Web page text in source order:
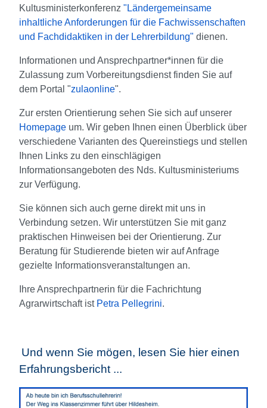
Kultusministerkonferenz " Ländergemeinsame
inhaltliche Anforderungen für die Fachwissenschaften
und Fachdidaktiken in der Lehrerbildung" dienen.
Informationen und Ansprechpartner*innen für die
Zulassung zum Vorbereitungsdienst finden Sie auf
dem Portal "zulaonline".
Zur ersten Orientierung sehen Sie sich auf unserer
Homepage um. Wir geben Ihnen einen Überblick über
verschiedene Varianten des Quereinstiegs und stellen
Ihnen Links zu den einschlägigen
Informationsangeboten des Nds. Kultusministeriums
zur Verfügung.
Sie können sich auch gerne direkt mit uns in
Verbindung setzen. Wir unterstützen Sie mit ganz
praktischen Hinweisen bei der Orientierung. Zur
Beratung für Studierende bieten wir auf Anfrage
gezielte Informationsveranstaltungen an.
Ihre Ansprechpartnerin für die Fachrichtung
Agrarwirtschaft ist Petra Pellegrini.
Und wenn Sie mögen, lesen Sie hier einen
Erfahrungsbericht ...